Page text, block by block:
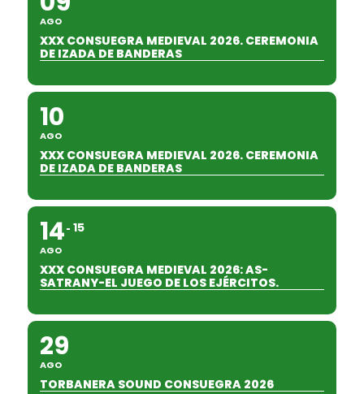
AGO
XXX CONSUEGRA MEDIEVAL 2026. CEREMONIA
DE IZADA DE BANDERAS
10
AGO
XXX CONSUEGRA MEDIEVAL 2026. CEREMONIA
DE IZADA DE BANDERAS
14
AGO
15
XXX CONSUEGRA MEDIEVAL 2026: AS-
SATRANY-EL JUEGO DE LOS EJÉRCITOS.
29
AGO
TORBANERA SOUND CONSUEGRA 2026